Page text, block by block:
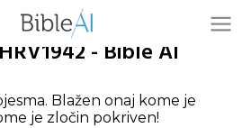
- Bible AI
Blažen onaj kome je
je zločin pokriven!